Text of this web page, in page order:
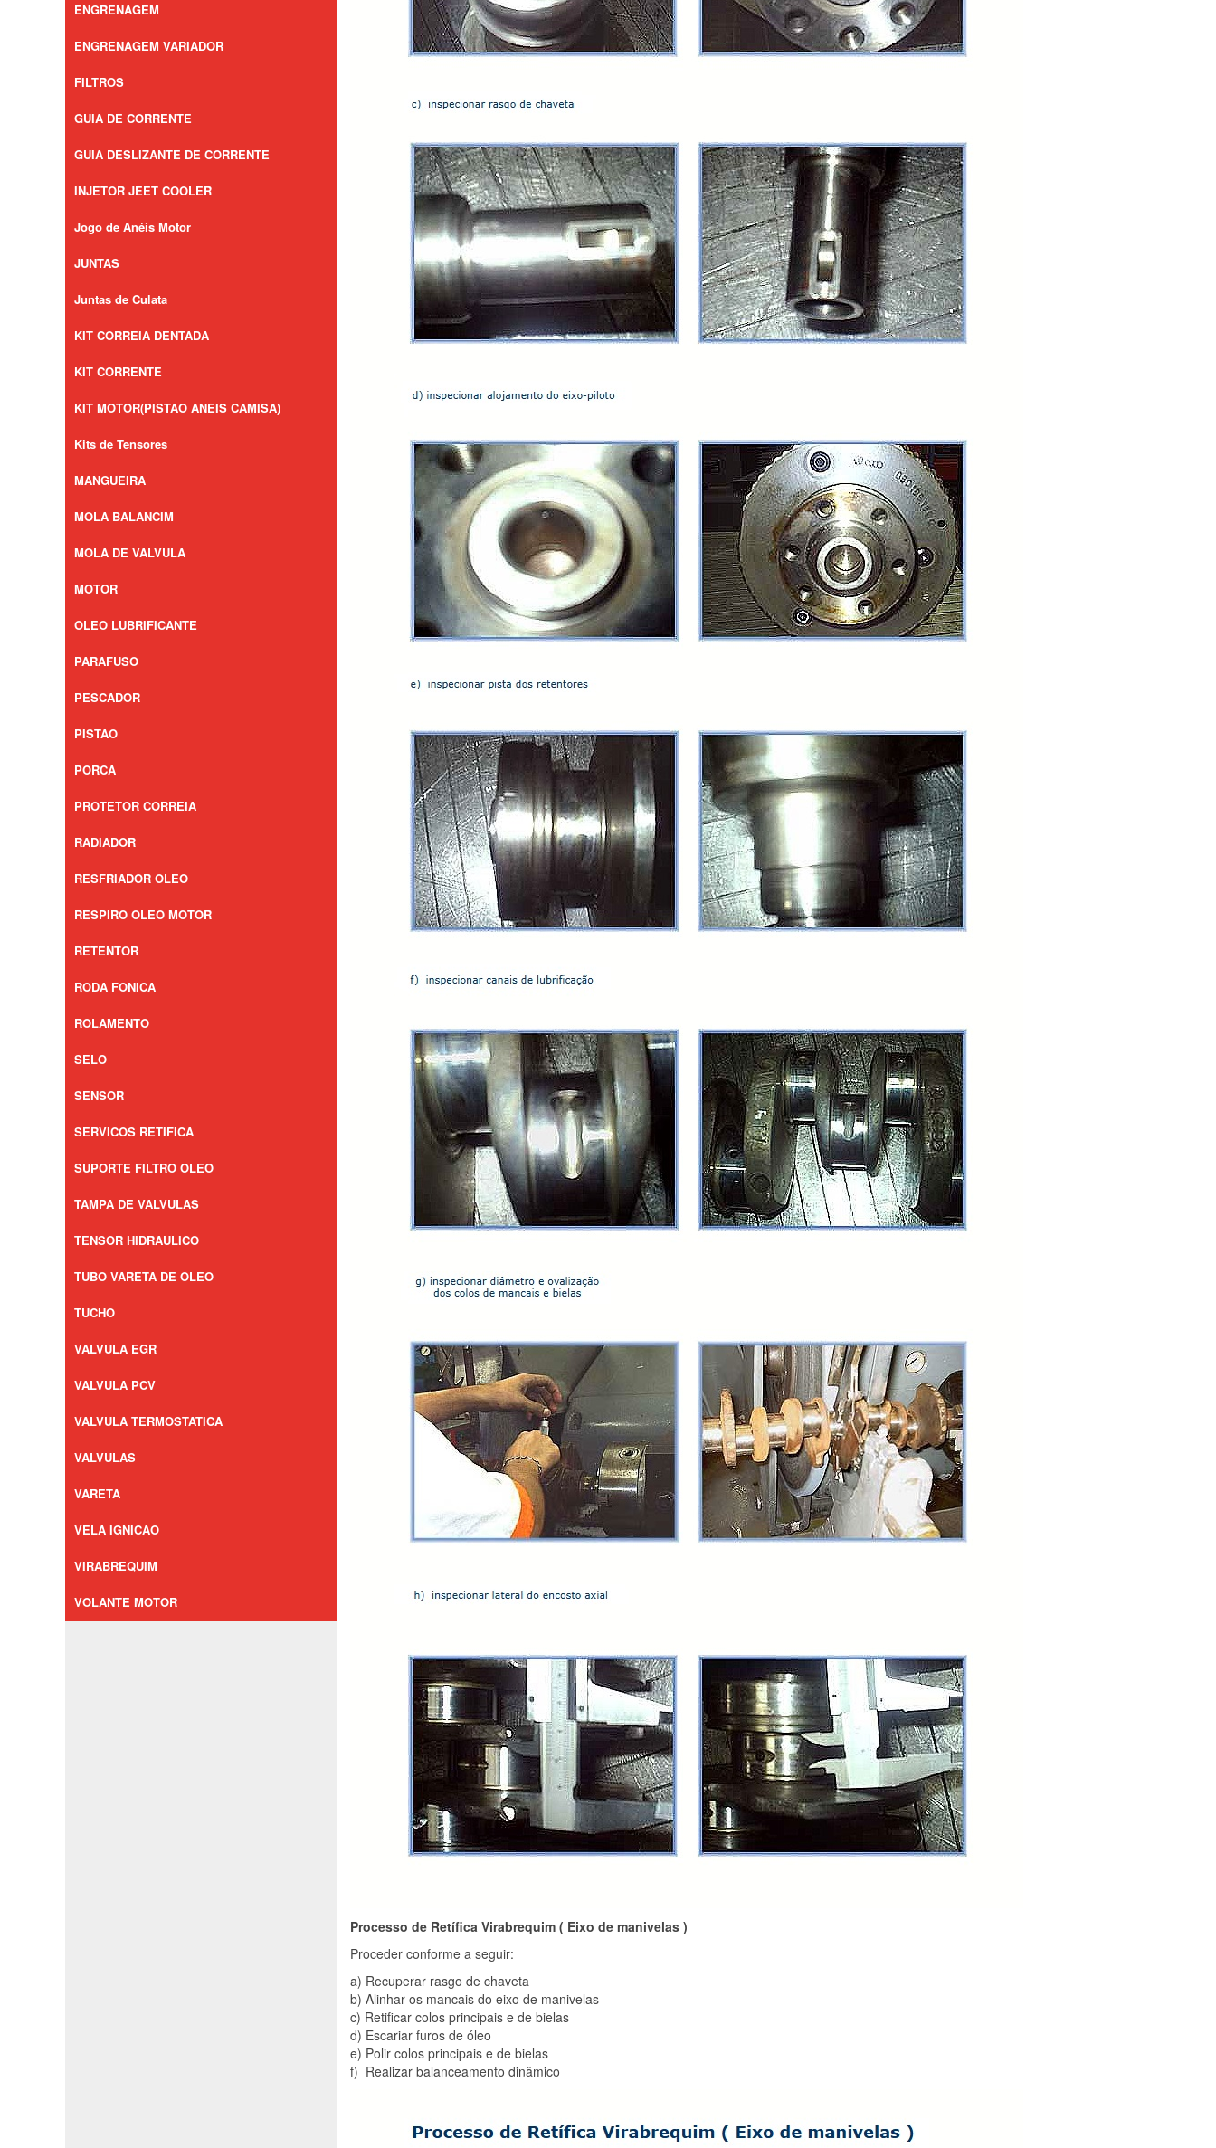
ENGRENAGEM
ENGRENAGEM VARIADOR
FILTROS
GUIA DE CORRENTE
GUIA DESLIZANTE DE CORRENTE
INJETOR JEET COOLER
Jogo de Anéis Motor
JUNTAS
Juntas de Culata
KIT CORREIA DENTADA
KIT CORRENTE
KIT MOTOR(PISTAO ANEIS CAMISA)
Kits de Tensores
MANGUEIRA
MOLA BALANCIM
MOLA DE VALVULA
MOTOR
OLEO LUBRIFICANTE
PARAFUSO
PESCADOR
PISTAO
PORCA
PROTETOR CORREIA
RADIADOR
RESFRIADOR OLEO
RESPIRO OLEO MOTOR
RETENTOR
RODA FONICA
ROLAMENTO
SELO
SENSOR
SERVICOS RETIFICA
SUPORTE FILTRO OLEO
TAMPA DE VALVULAS
TENSOR HIDRAULICO
TUBO VARETA DE OLEO
TUCHO
VALVULA EGR
VALVULA PCV
VALVULA TERMOSTATICA
VALVULAS
VARETA
VELA IGNICAO
VIRABREQUIM
VOLANTE MOTOR
Processo de Retífica Virabrequim ( Eixo de manivelas )
Proceder conforme a seguir:
a) Recuperar rasgo de chaveta
b) Alinhar os mancais do eixo de manivelas
c) Retificar colos principais e de bielas
d) Escariar furos de óleo
e) Polir colos principais e de bielas
f) Realizar balanceamento dinâmico